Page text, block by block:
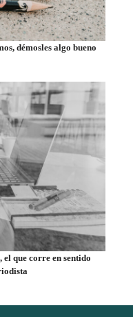
démosles algo bueno
que corre en sentido